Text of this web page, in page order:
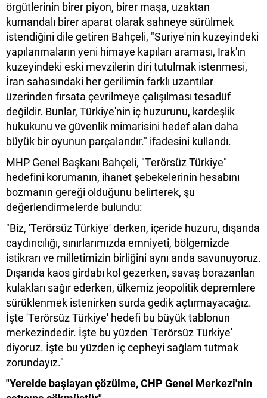
örgütlerinin birer piyon, birer maşa, uzaktan
kumandalı birer aparat olarak sahneye sürülmek
istendiğini dile getiren Bahçeli, "Suriye'nin kuzeyindeki
yapılanmaların yeni himaye kapıları araması, Irak'ın
kuzeyindeki eski mevzilerin diri tutulmak istenmesi,
İran sahasındaki her gerilimin farklı uzantılar
üzerinden fırsata çevrilmeye çalışılması tesadüf
değildir. Bunlar, Türkiye'nin iç huzurunu, kardeşlik
hukukunu ve güvenlik mimarisini hedef alan daha
büyük bir oyunun parçalarıdır." ifadesini kullandı.
MHP Genel Başkanı Bahçeli, "Terörsüz Türkiye"
hedefini korumanın, ihanet şebekelerinin hesabını
bozmanın gereği olduğunu belirterek, şu
değerlendirmelerde bulundu:
"Biz, 'Terörsüz Türkiye' derken, içeride huzuru, dışarıda
caydırıcılığı, sınırlarımızda emniyeti, bölgemizde
istikrarı ve milletimizin birliğini aynı anda savunuyoruz.
Dışarıda kaos girdabı kol gezerken, savaş borazanları
kulakları sağır ederken, ülkemiz jeopolitik depremlere
sürüklenmek istenirken surda gedik açtırmayacağız.
İşte 'Terörsüz Türkiye' hedefi bu büyük tablonun
merkezindedir. İşte bu yüzden 'Terörsüz Türkiye'
diyoruz. İşte bu yüzden iç cepheyi sağlam tutmak
zorundayız."
"Yerelde başlayan çözülme, CHP Genel Merkezi'nin